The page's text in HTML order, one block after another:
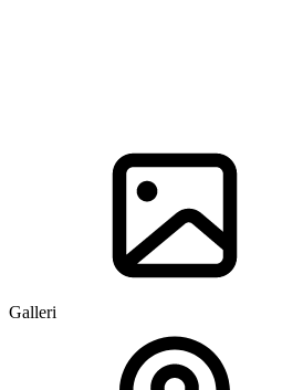
Galleri